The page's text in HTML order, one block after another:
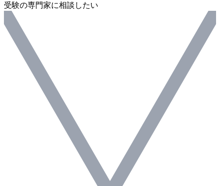
受験の専門家に相談したい